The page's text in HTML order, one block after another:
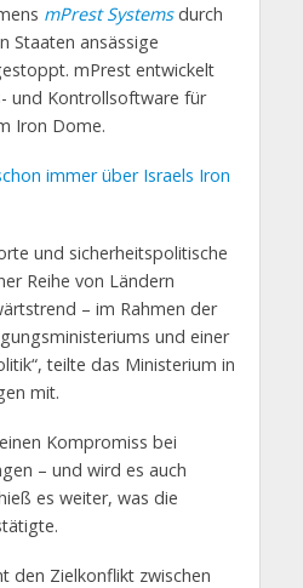
mPrest Systemsdurch
Staaten ansässige
mPrest entwickelt
und Kontrollsoftware für
Iron Dome.
immer über Israels Iron
und sicherheitspolitische
Reihe von Ländern
– im Rahmen der
und einer
teilte das Ministerium in
mit.
Kompromiss bei
– und wird es auch
es weiter, was die
den Zielkonflikt zwischen